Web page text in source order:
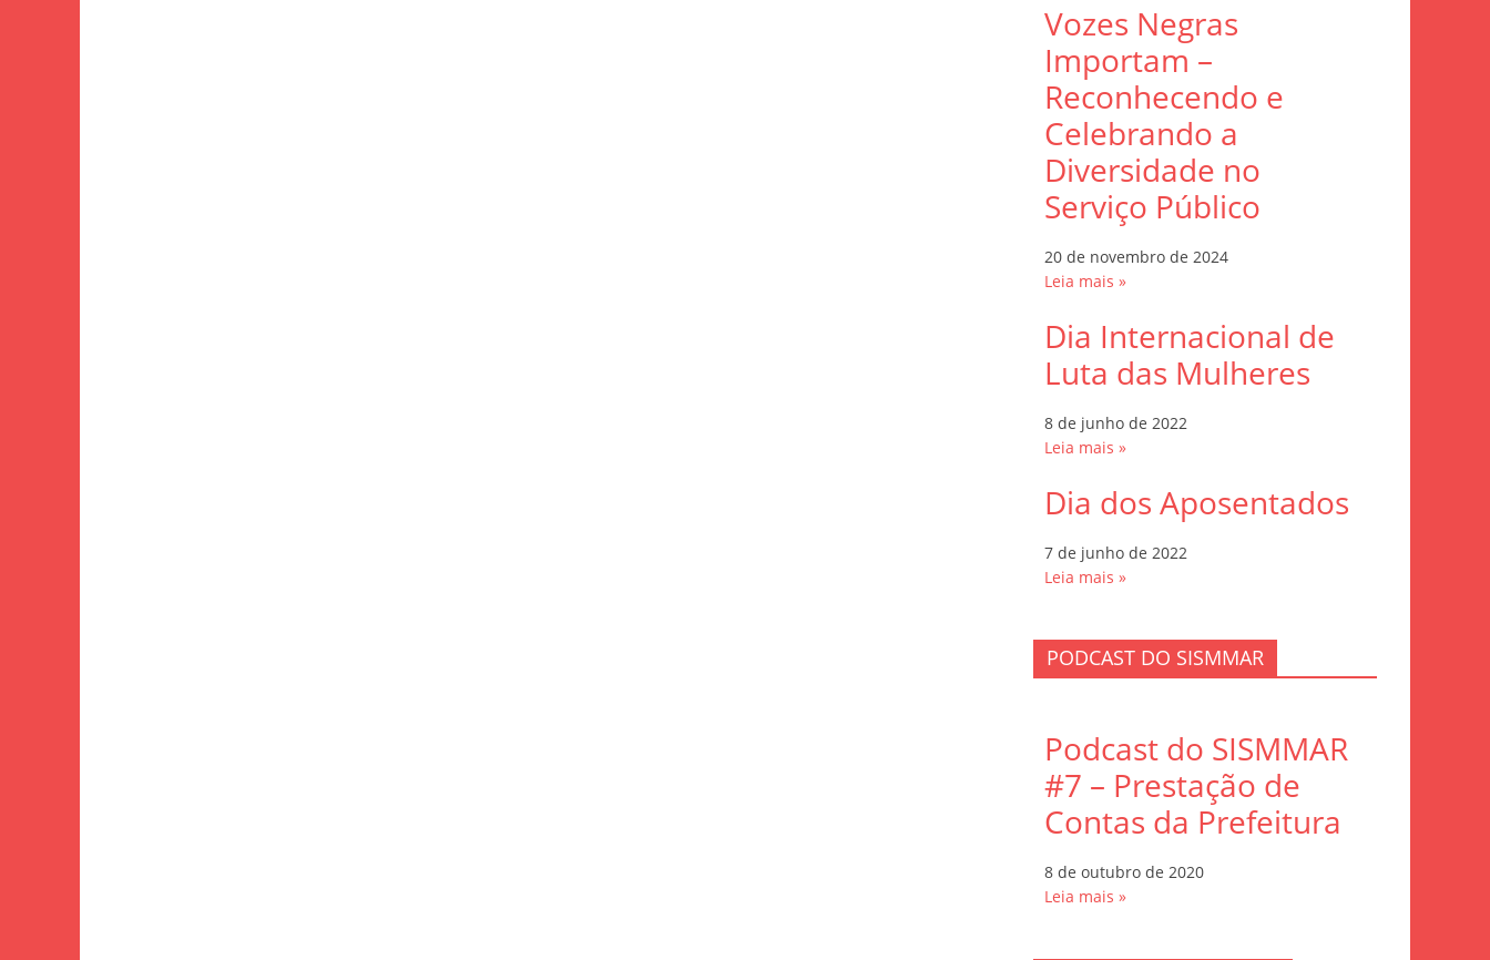
Vozes Negras
Importam –
Reconhecendo e
Celebrando a
Diversidade no
Serviço Público
20 de novembro de 2024
Leia mais »
Dia Internacional de
Luta das Mulheres
8 de junho de 2022
Leia mais »
Dia dos Aposentados
7 de junho de 2022
Leia mais »
PODCAST DO SISMMAR
Podcast do SISMMAR
#7 – Prestação de
Contas da Prefeitura
8 de outubro de 2020
Leia mais »